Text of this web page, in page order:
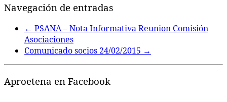
Navegación de entradas
← PSANA – Nota Informativa Reunion Comisión
Asociaciones
Comunicado socios 24/02/2015 →
Aproetena en Facebook